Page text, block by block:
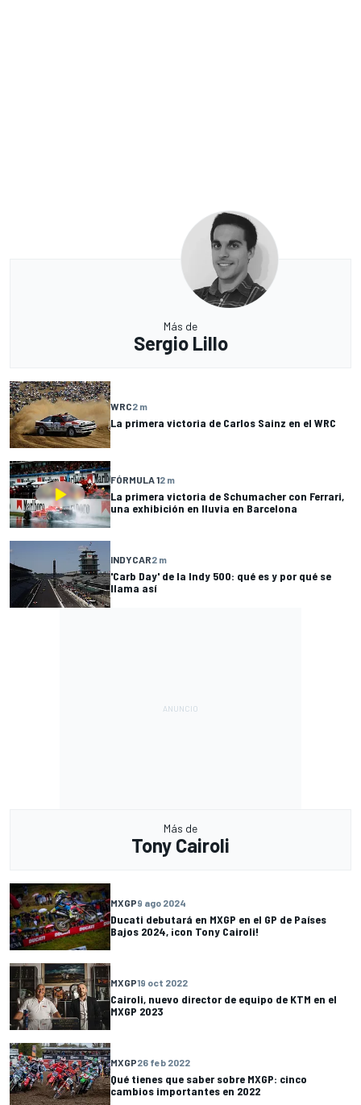
Más de
Sergio Lillo
WRC2 m
La primera victoria de Carlos Sainz en el WRC
FÓRMULA 12 m
La primera victoria de Schumacher con Ferrari,
una exhibición en lluvia en Barcelona
INDYCAR2 m
'Carb Day' de la Indy 500: qué es y por qué se
llama así
Más de
Tony Cairoli
MXGP9 ago 2024
Ducati debutará en MXGP en el GP de Países
Bajos 2024, ¡con Tony Cairoli!
MXGP19 oct 2022
Cairoli, nuevo director de equipo de KTM en el
MXGP 2023
MXGP26 feb 2022
Qué tienes que saber sobre MXGP: cinco
cambios importantes en 2022